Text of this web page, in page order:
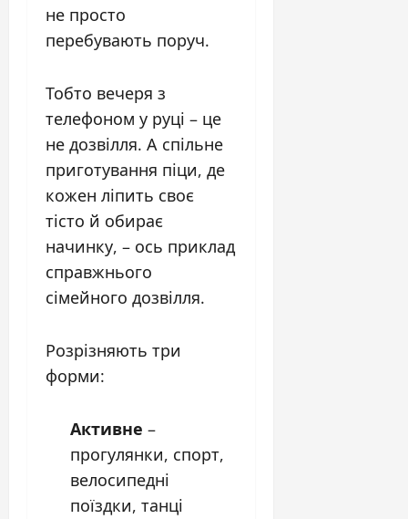
не просто
перебувають поруч.
Тобто вечеря з
телефоном у руці – це
не дозвілля. А спільне
приготування піци, де
кожен ліпить своє
тісто й обирає
начинку, – ось приклад
справжнього
сімейного дозвілля.
Розрізняють три
форми:
Активне –
прогулянки, спорт,
велосипедні
поїздки, танці